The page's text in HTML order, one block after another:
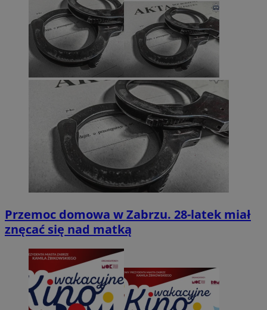
Przemoc domowa w Zabrzu. 28-latek miał
znęcać się nad matką